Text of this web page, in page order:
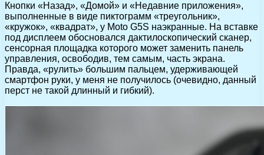
Кнопки «Назад», «Домой» и «Недавние приложения»,
выполненные в виде пиктограмм «треугольник»,
«кружок», «квадрат», у Moto G5S наэкранные. На вставке
под дисплеем обосновался дактилоскопический сканер,
сенсорная площадка которого может заменить панель
управления, освободив, тем самым, часть экрана.
Правда, «рулить» большим пальцем, удерживающей
смартфон руки, у меня не получилось (очевидно, данный
перст не такой длинный и гибкий).